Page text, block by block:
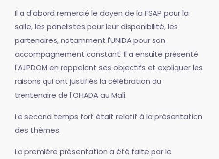
Il a d'abord remercié le doyen de la FSAP pour la
salle, les panelistes pour leur disponibilité, les
partenaires, notamment l'UNIDA pour son
accompagnement constant. Il a ensuite présenté
l'AJPDOM en rappelant ses objectifs et expliquer les
raisons qui ont justifiés la célébration du
trentenaire de l'OHADA au Mali.
Le second temps fort était relatif à la présentation
des thèmes.
La première présentation a été faite par le